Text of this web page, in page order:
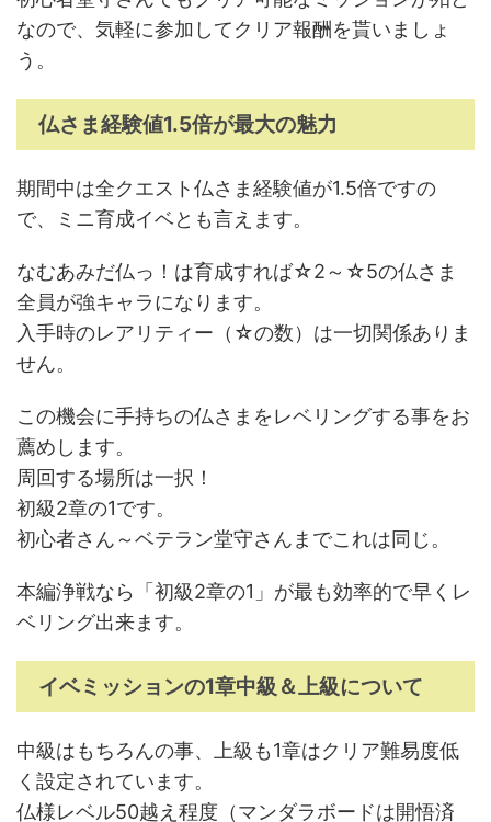
なので、気軽に参加してクリア報酬を貰いましょ
う。
仏さま経験値1.5倍が最大の魅力
期間中は全クエスト仏さま経験値が1.5倍ですの
で、ミニ育成イベとも言えます。
なむあみだ仏っ！は育成すれば☆2～☆5の仏さま
全員が強キャラになります。
入手時のレアリティー（☆の数）は一切関係ありま
せん。
この機会に手持ちの仏さまをレベリングする事をお
薦めします。
周回する場所は一択！
初級2章の1です。
初心者さん～ベテラン堂守さんまでこれは同じ。
本編浄戦なら「初級2章の1」が最も効率的で早くレ
ベリング出来ます。
イベミッションの1章中級＆上級について
中級はもちろんの事、上級も1章はクリア難易度低
く設定されています。
仏様レベル50越え程度（マンダラボードは開悟済